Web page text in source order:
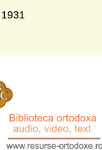
1931